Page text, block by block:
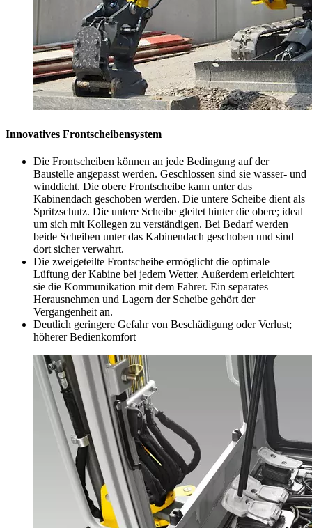
Innovatives Frontscheibensystem
Die Frontscheiben können an jede Bedingung auf der
Baustelle angepasst werden. Geschlossen sind sie wasser- und
winddicht. Die obere Frontscheibe kann unter das
Kabinendach geschoben werden. Die untere Scheibe dient als
Spritzschutz. Die untere Scheibe gleitet hinter die obere; ideal
um sich mit Kollegen zu verständigen. Bei Bedarf werden
beide Scheiben unter das Kabinendach geschoben und sind
dort sicher verwahrt.
Die zweigeteilte Frontscheibe ermöglicht die optimale
Lüftung der Kabine bei jedem Wetter. Außerdem erleichtert
sie die Kommunikation mit dem Fahrer. Ein separates
Herausnehmen und Lagern der Scheibe gehört der
Vergangenheit an.
Deutlich geringere Gefahr von Beschädigung oder Verlust;
höherer Bedienkomfort